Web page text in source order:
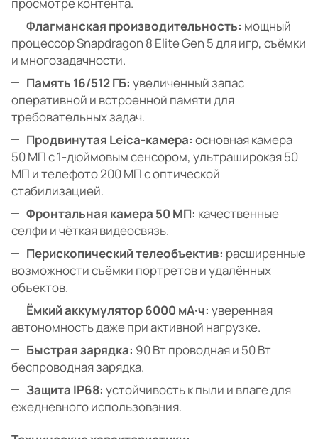
просмотре контента.
Флагманская производительность: мощный
процессор Snapdragon 8 Elite Gen 5 для игр, съёмки
и многозадачности.
Память 16/512 ГБ: увеличенный запас
оперативной и встроенной памяти для
требовательных задач.
Продвинутая Leica-камера: основная камера
50 МП с 1-дюймовым сенсором, ультраширокая 50
МП и телефото 200 МП с оптической
стабилизацией.
Фронтальная камера 50 МП: качественные
селфи и чёткая видеосвязь.
Перископический телеобъектив: расширенные
возможности съёмки портретов и удалённых
объектов.
Ёмкий аккумулятор 6000 мА·ч: уверенная
автономность даже при активной нагрузке.
Быстрая зарядка: 90 Вт проводная и 50 Вт
беспроводная зарядка.
Защита IP68: устойчивость к пыли и влаге для
ежедневного использования.